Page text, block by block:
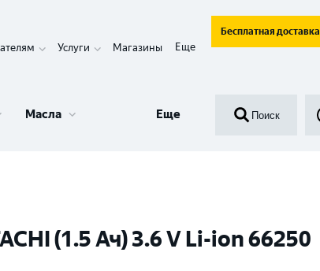
Услуги Магазины Еще
Бесплатная доставка
Масла Еще Поиск
(1.5 Ач) 3.6 V Li-ion 66250